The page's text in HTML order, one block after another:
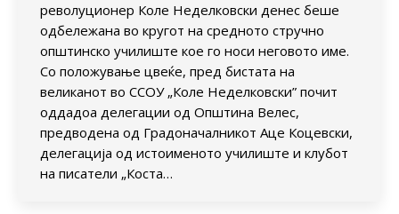
револуционер Коле Неделковски денес беше
одбележана во кругот на средното стручно
општинско училиште кое го носи неговото име.
Со положување цвеќе, пред бистата на
великанот во ССОУ „Коле Неделковски” почит
оддадоа делегации од Општина Велес,
предводена од Градоначалникот Аце Коцевски,
делегација од истоименото училиште и клубот
на писатели „Коста…